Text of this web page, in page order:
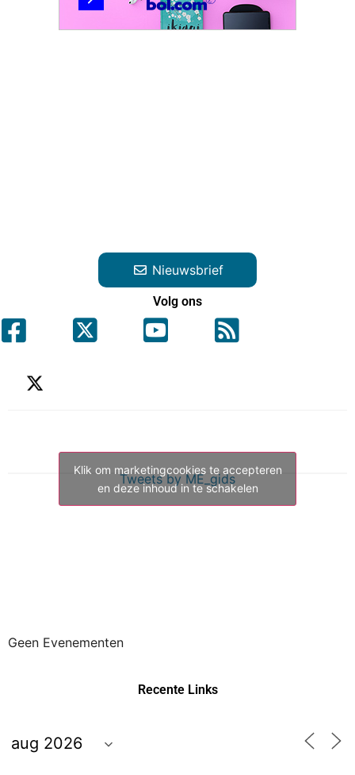
Nieuwsbrief
Volg ons
Tweets by ME_gids
Klik om marketingcookies te accepteren
en deze inhoud in te schakelen
Geen Evenementen
Recente Links